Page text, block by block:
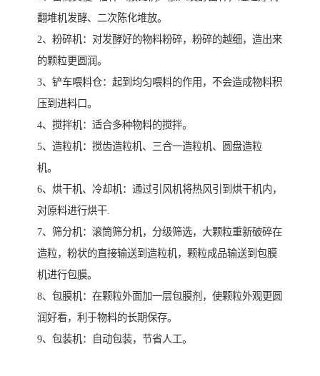
翻堆机发酵、二次陈化堆放。
2、粉碎机：对发酵好的物料粉碎，粉碎的越细，造出来
的颗粒更圆润。
3、铲车喂料仓：起到均匀喂料的作用，不会造成物料积
压到进料口。
4、搅拌机：适合多种物料的搅拌。
5、造粒机：搅齿造粒机、三合一造粒机、圆盘造粒
机。
6、烘干机、冷却机：通过引风机将热风引到烘干机内，
对原料进行烘干.
7、筛分机：滚筒筛分机，分级筛选，大颗粒重新破碎在
造粒，粉状的直接输送到造粒机，颗粒成品输送到包膜
机进行包膜。
8、包膜机：在颗粒外面加一层包膜剂，使颗粒外观更圆
润好看，利于物料的长期保存。
9、包装机：自动包装，节省人工。